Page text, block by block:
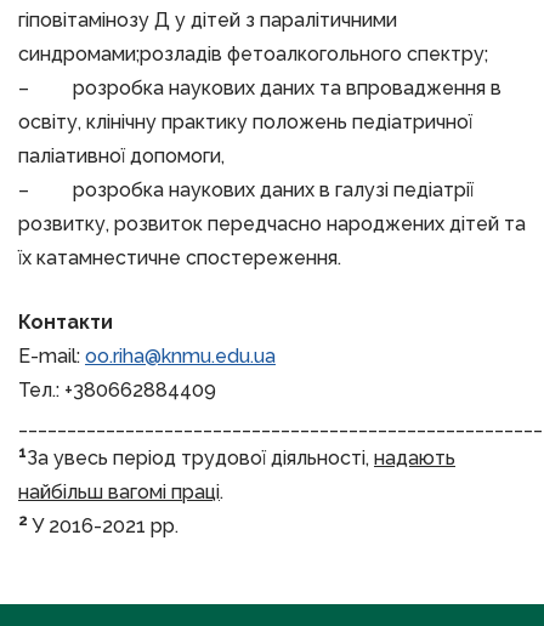
гіповітамінозу Д у дітей з паралітичними
синдромами;розладів фетоалкогольного спектру;
– розробка наукових даних та впровадження в
освіту, клінічну практику положень педіатричної
паліативної допомоги,
– розробка наукових даних в галузі педіатрії
розвитку, розвиток передчасно народжених дітей та
їх катамнестичне спостереження.
Контакти
E-mail: oo.riha@knmu.edu.ua
Тел.: +380662884409
1За увесь період трудової діяльності, надають
найбільш вагомі праці.
2 У 2016-2021 рр.